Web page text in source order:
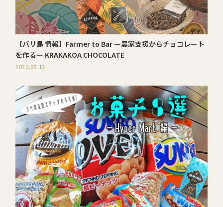
【バリ島 情報】Farmer to Bar ー農家支援からチョコレート
を作るー KRAKAKOA CHOCOLATE
2020.02.12